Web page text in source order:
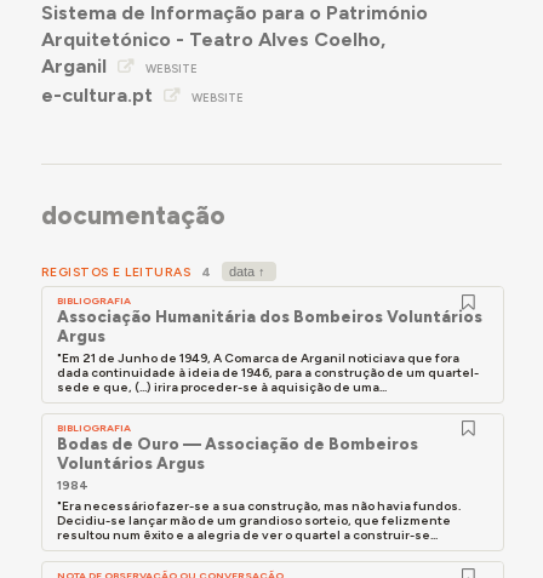
Sistema de Informação para o Património
Arquitetónico - Teatro Alves Coelho,
Arganil
WEBSITE
e-cultura.pt WEBSITE
documentação
REGISTOS E LEITURAS 4
BIBLIOGRAFIA
Associação Humanitária dos Bombeiros Voluntários
Argus
"Em 21 de Junho de 1949, A Comarca de Arganil noticiava que fora
dada continuidade à ideia de 1946, para a construção de um quartel-
sede e que, (...) irira proceder-se à aquisição de uma...
BIBLIOGRAFIA
Bodas de Ouro — Associação de Bombeiros
Voluntários Argus
1984
"Era necessário fazer-se a sua construção, mas não havia fundos.
Decidiu-se lançar mão de um grandioso sorteio, que felizmente
resultou num êxito e a alegria de ver o quartel a construir-se...
NOTA DE OBSERVAÇÃO OU CONVERSAÇÃO